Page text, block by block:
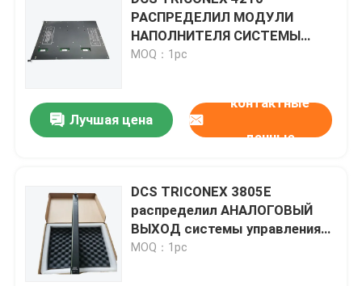
РАСПРЕДЕЛИЛ МОДУЛИ
НАПОЛНИТЕЛЯ СИСТЕМЫ
УПРАВЛЕНИЯ УДАЛЕННЫЕ
MOQ：1pc
Лучшая цена
контактные
данные
DCS TRICONEX 3805E
распределил АНАЛОГОВЫЙ
ВЫХОД системы управления
МОДУЛИ
MOQ：1pc